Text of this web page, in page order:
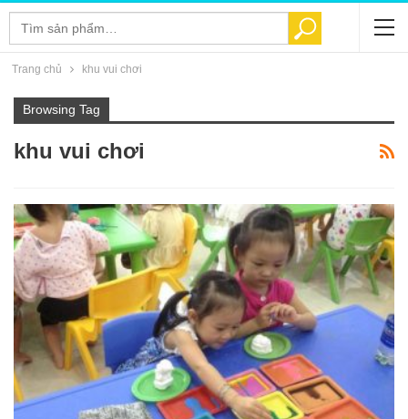
Tìm
kiếm:
Trang chủ khu vui chơi
Browsing Tag
khu vui chơi